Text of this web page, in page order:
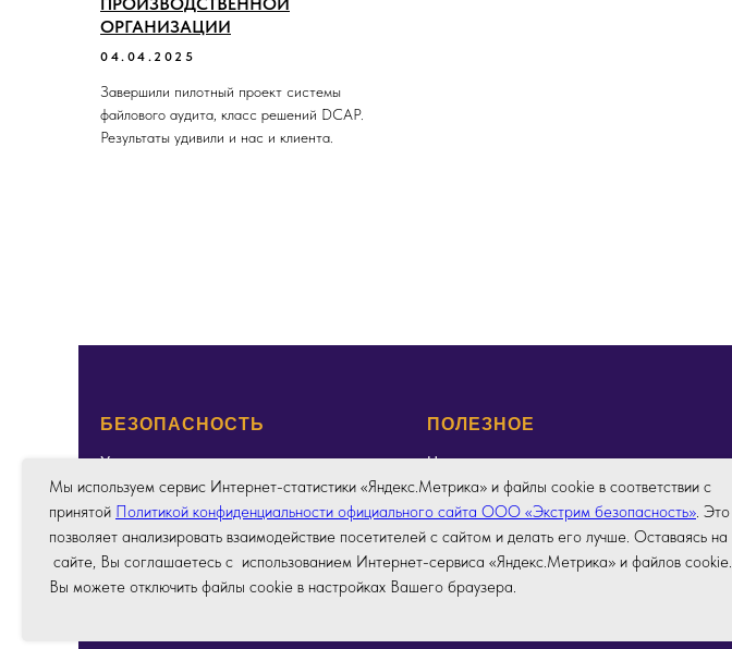
Мы используем сервис Интернет-статистики «Яндекс.Метрика» и файлы cookie в соответствии с
принятой Политикой конфиденциальности официального сайта ООО «Экстрим безопасность». Это
позволяет анализировать взаимодействие посетителей с сайтом и делать его лучше. Оставаясь на
сайте, Вы соглашаетесь с использованием Интернет-сервиса «Яндекс.Метрика» и файлов cookie.
Вы можете отключить файлы cookie в настройках Вашего браузера.
ОРГАНИЗАЦИИ
04.04.2025
Завершили пилотный проект системы
файлового аудита, класс решений DCAP.
Результаты удивили и нас и клиента.
БЕЗОПАСНОСТЬ
Услуги
Продукты
Поддержка
ПОЛЕЗНОЕ
Новости
Подкасты
Как хакер проникает в сеть
Недопустимые события